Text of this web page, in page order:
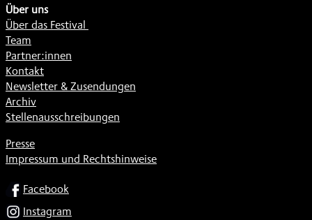
Über uns
Über das Festival
Team
Partner:innen
Kontakt
Newsletter & Zusendungen
Archiv
Stellenausschreibungen
Presse
Impressum und Rechtshinweise
SOCIALFacebook
Instagram